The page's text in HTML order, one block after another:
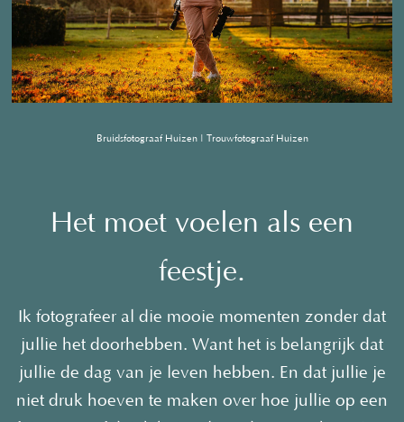
Bruidsfotograaf Huizen | Trouwfotograaf Huizen
Het moet voelen als een
feestje.
Ik fotografeer al die mooie momenten zonder dat
jullie het doorhebben. Want het is belangrijk dat
jullie de dag van je leven hebben. En dat jullie je
niet druk hoeven te maken over hoe jullie op een